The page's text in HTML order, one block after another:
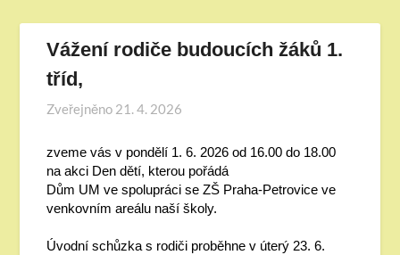
Vážení rodiče budoucích žáků 1.
tříd,
Zveřejněno 21. 4. 2026
zveme vás v pondělí 1. 6. 2026 od 16.00 do 18.00
na akci Den dětí, kterou pořádá
Dům UM ve spolupráci se ZŠ Praha-Petrovice ve
venkovním areálu naší školy.
Úvodní schůzka s rodiči proběhne v úterý 23. 6.